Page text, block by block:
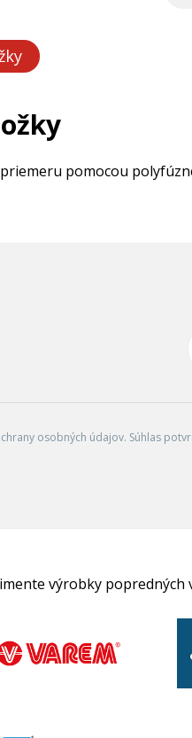
pomocou
osobných údajov. Súhlas
výrobky popredných